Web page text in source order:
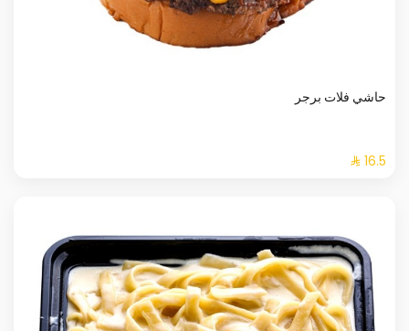
حاشي فلات برجر